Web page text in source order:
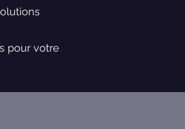
pour votre